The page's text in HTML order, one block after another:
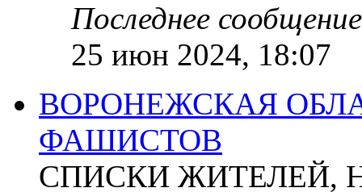
Последнее сообщение
25 июн 2024, 18:07
ВОРОНЕЖСКАЯ
ФАШИСТОВ
СПИСКИ ЖИТЕЛЕЙ,